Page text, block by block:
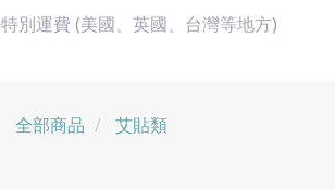
特別運費 (美國、英國、台灣等地方)
全部商品 艾貼類